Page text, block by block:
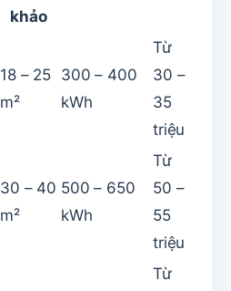
khảo
18 – 25
m²
300 – 400
kWh
Từ
30 –
35
triệu
30 – 40
m²
500 – 650
kWh
Từ
50 –
55
triệu
Từ